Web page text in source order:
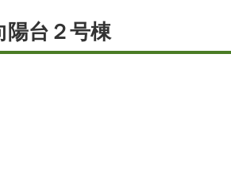
陽台２号棟